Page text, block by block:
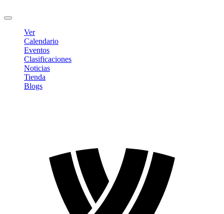
Ver
Calendario
Eventos
Clasificaciones
Noticias
Tienda
Blogs